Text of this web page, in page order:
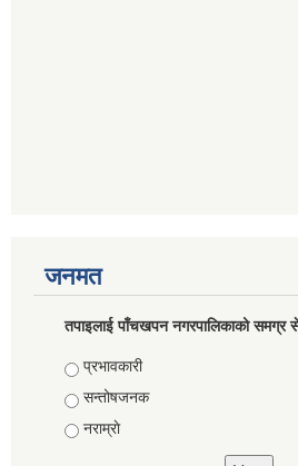
जनमत
तपाइलाई पाँचखपन नगरपालिकाको समग्र
Choices
प्रभावकारी
सन्तोषजनक
नराम्राे